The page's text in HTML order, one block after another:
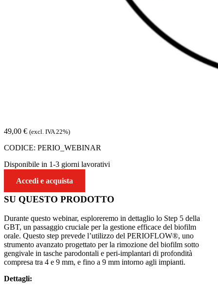
49,00 € (excl. IVA 22%)
CODICE: PERIO_WEBINAR
Disponibile in 1-3 giorni lavorativi
Accedi e acquista
SU QUESTO PRODOTTO
Durante questo webinar, esploreremo in dettaglio lo Step 5 della
GBT, un passaggio cruciale per la gestione efficace del biofilm
orale. Questo step prevede l’utilizzo del PERIOFLOW®, uno
strumento avanzato progettato per la rimozione del biofilm sotto
gengivale in tasche parodontali e peri-implantari di profondità
compresa tra 4 e 9 mm, e fino a 9 mm intorno agli impianti.
Dettagli: